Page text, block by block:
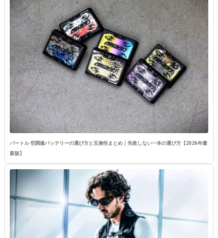
バートル 空調服バッテリーの選び方と互換性まとめ｜失敗しない一本の選び方【2026年最
新版】